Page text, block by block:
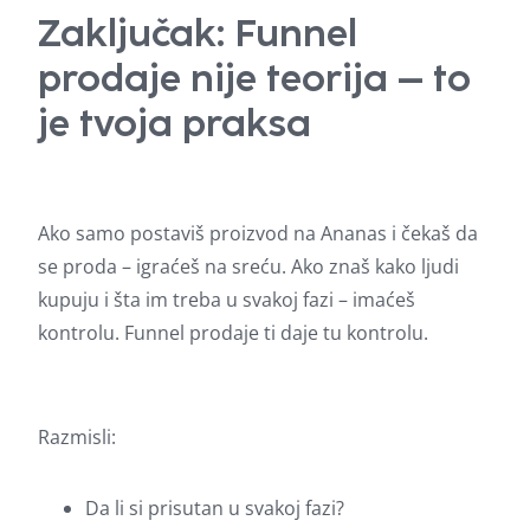
Zaključak: Funnel
prodaje nije teorija – to
je tvoja praksa
Ako samo postaviš proizvod na Ananas i čekaš da
se proda – igraćeš na sreću. Ako znaš kako ljudi
kupuju i šta im treba u svakoj fazi – imaćeš
kontrolu. Funnel prodaje ti daje tu kontrolu.
Razmisli:
Da li si prisutan u svakoj fazi?